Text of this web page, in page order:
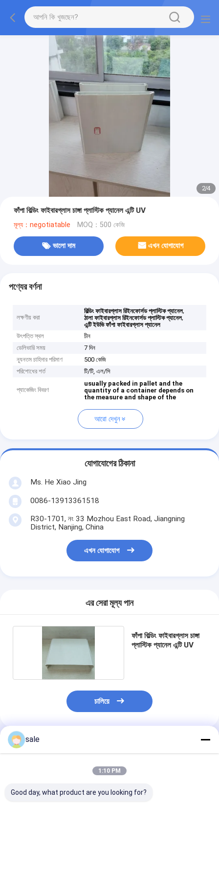
2/4
ফাঁপা বিল্ডিং ফাইবারগ্লাস চাঙ্গা প্লাস্টিক প্যানেল এন্টি UV
মূল্য：negotiatable MOQ：500 কেজি
ভালো দাম এখন যোগাযোগ
পণ্যের বর্ণনা
লক্ষণীয় করা
বিল্ডিং ফাইবারগ্লাস রিইনফোর্সড প্লাস্টিক প্যানেল,
ঠালা ফাইবারগ্লাস রিইনফোর্সড প্লাস্টিক প্যানেল,
এন্টি ইউভি ফাঁপা ফাইবারগ্লাস প্যানেল
উৎপত্তি স্থল
চীন
ডেলিভারি সময়
7 দিন
ন্যূনতম চাহিদার পরিমাণ
500 কেজি
পরিশোধের শর্ত
টি/টি, এল/সি
প্যাকেজিং বিবরণ
usually packed in pallet and the
quantity of a container depends on
the measure and shape of the
আরো দেখুন
যোগাযোগের ঠিকানা
Ms. He Xiao Jing
0086-13913361518
R30-1701, নং 33 Mozhou East Road, Jiangning
District, Nanjing, China
এখন যোগাযোগ
এর সেরা মূল্য পান
ফাঁপা বিল্ডিং ফাইবারগ্লাস চাঙ্গা
প্লাস্টিক প্যানেল এন্টি UV
চালিয়ে
প্রস্তাবিত পণ্য
sale
1:10 PM
Good day, what product are you looking for?